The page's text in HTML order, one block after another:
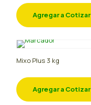
Agregar a Cotizar
Mixo Plus 3 kg
Agregar a Cotizar